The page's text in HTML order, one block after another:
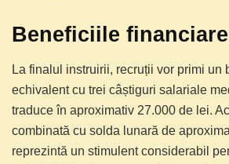
Beneficiile financiare
La finalul instruirii, recruții vor primi un
echivalent cu trei câștiguri salariale
traduce în aproximativ 27.000 de lei.
combinată cu solda lunară de
reprezintă un stimulent considerabil